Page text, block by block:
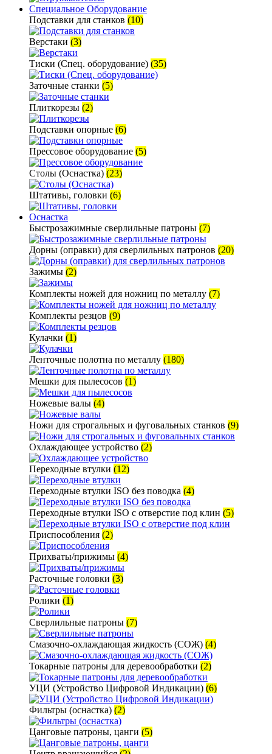
Специальное Оборудование
Подставки для станков (10)
Верстаки (3)
Тиски (Спец. оборудование) (35)
Заточные станки (5)
Плиткорезы (2)
Подставки опорные (6)
Прессовое оборудование (5)
Столы (Оснастка) (23)
Штативы, головки (6)
Оснастка
Быстрозажимные сверлильные патроны (7)
Дорны (оправки) для сверлильных патронов (20)
Зажимы (2)
Комплекты ножей для ножниц по металлу (7)
Комплекты резцов (9)
Кулачки (1)
Ленточные полотна по металлу (180)
Мешки для пылесосов (1)
Ножевые валы (4)
Ножи для строгальных и фуговальных станков (9)
Охлаждающее устройство (2)
Переходные втулки (12)
Переходные втулки ISO без поводка (4)
Переходные втулки ISO с отверстие под клин (5)
Приспособления (2)
Прихваты/прижимы (4)
Расточные головки (3)
Ролики (1)
Сверлильные патроны (7)
Смазочно-охлаждающая жидкость (СОЖ) (4)
Токарные патроны для деревообработки (2)
УЦИ (Устройство Цифровой Индикации) (6)
Фильтры (оснастка) (2)
Цанговые патроны, цанги (5)